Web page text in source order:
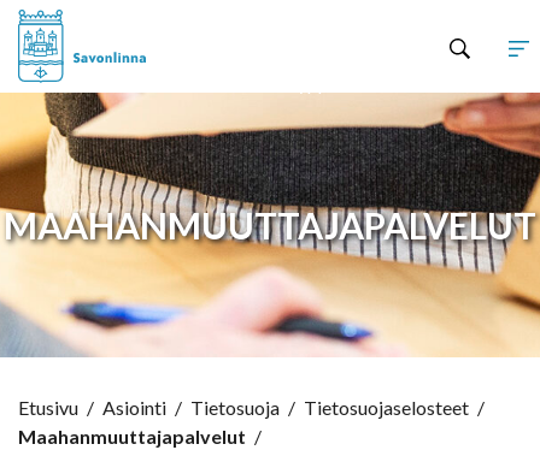
MAAHANMUUTTAJAPALVELUT
Etusivu / Asiointi / Tietosuoja / Tietosuojaselosteet /
Maahanmuuttajapalvelut /